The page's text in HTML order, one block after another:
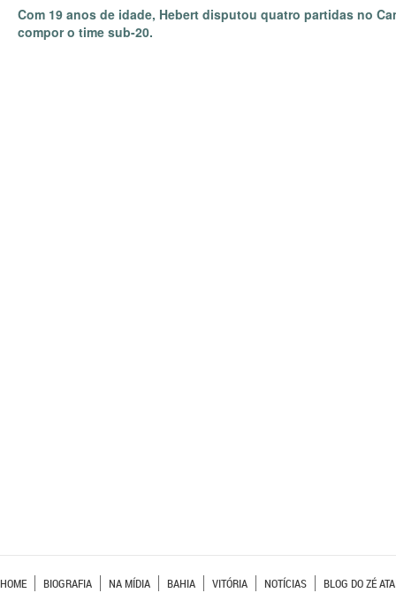
Com 19 anos de idade, Hebert disputou quatro partidas no
compor o time sub-20.
HOME BIOGRAFIA NA MÍDIA BAHIA VITÓRIA NOTÍCIAS BLOG DO ZÉ